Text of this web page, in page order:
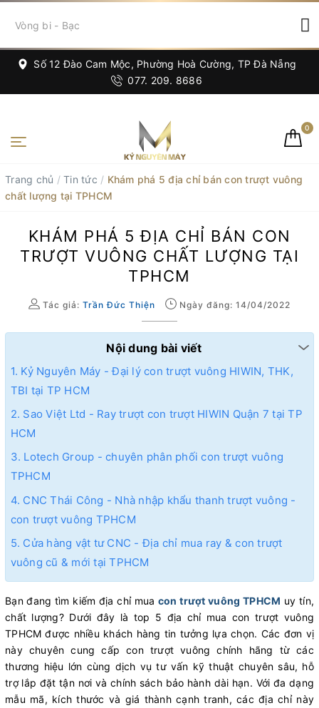
Số 12 Đào Cam Mộc, Phường Hoà Cường, TP Đà Nẵng
077. 209. 8686
0
Trang chủ / Tin tức / Khám phá 5 địa chỉ bán con trượt vuông
chất lượng tại TPHCM
KHÁM PHÁ 5 ĐỊA CHỈ BÁN CON
TRƯỢT VUÔNG CHẤT LƯỢNG TẠI
TPHCM
Tác giả: Trần Đức Thiện Ngày đăng: 14/04/2022
Nội dung bài viết
1. Kỷ Nguyên Máy - Đại lý con trượt vuông HIWIN, THK,
TBI tại TP HCM
2. Sao Việt Ltd - Ray trượt con trượt HIWIN Quận 7 tại TP
HCM
3. Lotech Group - chuyên phân phối con trượt vuông
TPHCM
4. CNC Thái Công - Nhà nhập khẩu thanh trượt vuông -
con trượt vuông TPHCM
5. Cửa hàng vật tư CNC - Địa chỉ mua ray & con trượt
vuông cũ & mới tại TPHCM
Bạn đang tìm kiếm địa chỉ mua con trượt vuông TPHCM uy tín,
chất lượng? Dưới đây là top 5 địa chỉ mua con trượt vuông
TPHCM được nhiều khách hàng tin tưởng lựa chọn. Các đơn vị
này chuyên cung cấp con trượt vuông chính hãng từ các
thương hiệu lớn cùng dịch vụ tư vấn kỹ thuật chuyên sâu, hỗ
trợ lắp đặt tận nơi và chính sách bảo hành dài hạn. Với đa dạng
mẫu mã, kích thước và giá thành cạnh tranh, các địa chỉ này